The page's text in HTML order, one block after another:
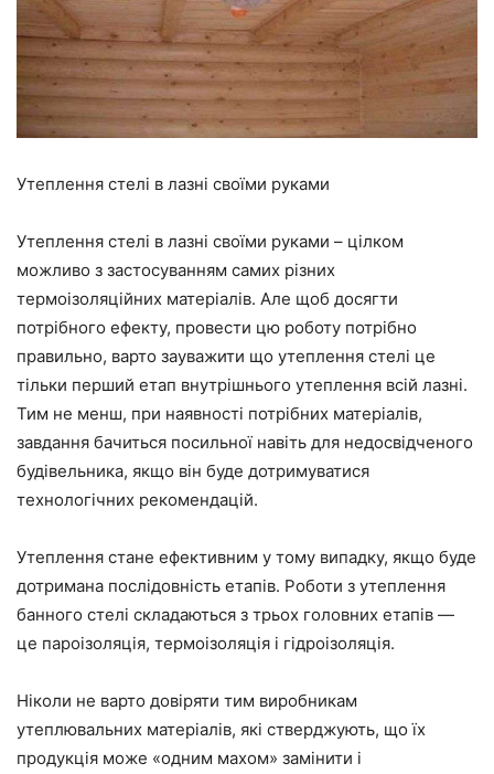
Утеплення стелі в лазні своїми руками
Утеплення стелі в лазні своїми руками – цілком
можливо з застосуванням самих різних
термоізоляційних матеріалів. Але щоб досягти
потрібного ефекту, провести цю роботу потрібно
правильно, варто зауважити що утеплення стелі це
тільки перший етап внутрішнього утеплення всій лазні.
Тим не менш, при наявності потрібних матеріалів,
завдання бачиться посильної навіть для недосвідченого
будівельника, якщо він буде дотримуватися
технологічних рекомендацій.
Утеплення стане ефективним у тому випадку, якщо буде
дотримана послідовність етапів. Роботи з утеплення
банного стелі складаються з трьох головних етапів —
це пароізоляція, термоізоляція і гідроізоляція.
Ніколи не варто довіряти тим виробникам
утеплювальних матеріалів, які стверджують, що їх
продукція може «одним махом» замінити і